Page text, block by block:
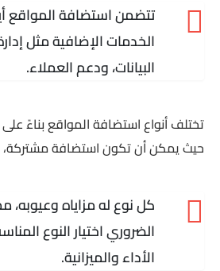
تتضمن استضافة
الخدمات الإضافية مثل
البيانات، ودعم العملاء.
تختلف أنواع استضافة المواقع بناءً
حيث يمكن أن تكون استضافة مشتركة،
كل نوع له مزاياه
الضروري اختيار النوع
الأداء والميزانية.